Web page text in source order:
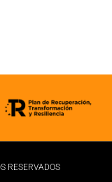
RESERVADOS